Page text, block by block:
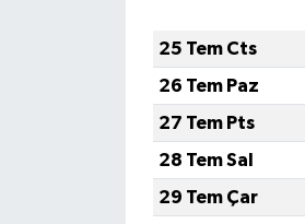
25 Tem Cts
26 Tem Paz
27 Tem Pts
28 Tem Sal
29 Tem Çar
KADIN-AİLE
YEREL YÖNETİM